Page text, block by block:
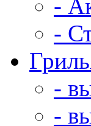
-
-
-
-